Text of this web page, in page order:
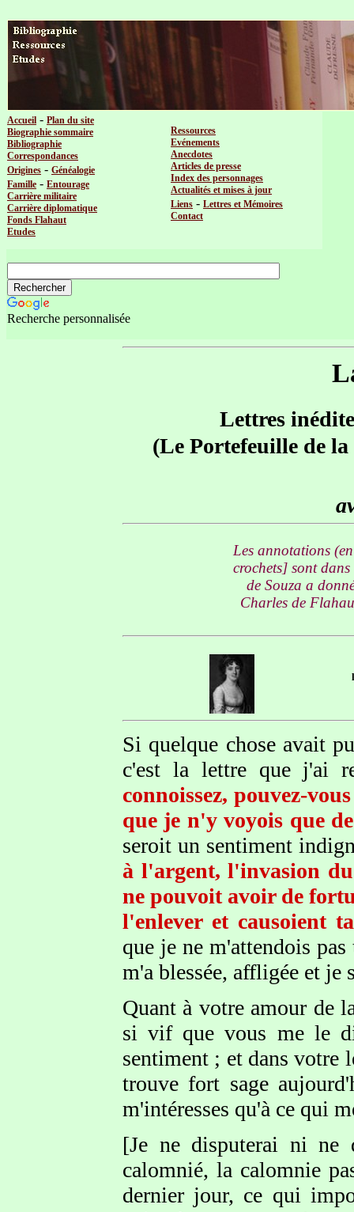
Accueil - Plan du site
Biographie sommaire
Bibliographie
Correspondances
Origines - Généalogie
Famille - Entourage
Carrière militaire
Carrière diplomatique
Fonds Flahaut
Etudes
Ressources
Evénements
Anecdotes
Articles de presse
Index des personnages
Actualités et mises à jour
Liens - Lettres et Mémoires
Contact
Recherche personnalisée
Lettres
(Le Portefeuille de
Les annotations
crochets] sont
de Souza a
Charles de
Si quelque chose avait
c'est la lettre que j'ai
connoissez, pouvez-
que je n'y voyois que
seroit un sentiment
à l'argent, l'invasion
ne pouvoit avoir de
l'enlever et causoient
que je ne m'attendois
m'a blessée, affligée et je
Quant à votre amour de
si vif que vous me le
sentiment ; et dans votre
trouve fort sage
m'intéresses qu'à ce qui
[Je ne disputerai ni ne
calomnié, la calomnie
dernier jour, ce qui